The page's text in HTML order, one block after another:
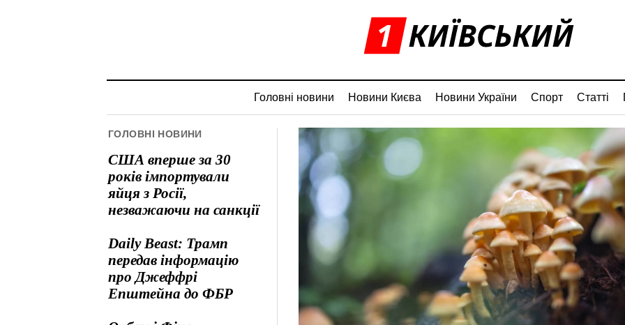
Головні новини Новини Києва Новини України Спорт Статті
ГОЛОВНІ НОВИНИ
США вперше за 30
років імпортували
яйця з Росії,
незважаючи на санкції
Daily Beast: Трамп
передав інформацію
про Джеффрі
Епштейна до ФБР